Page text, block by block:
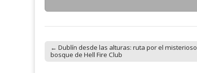
Post navigation
← Dublín desde las alturas: ruta por el misterioso
bosque de Hell Fire Club